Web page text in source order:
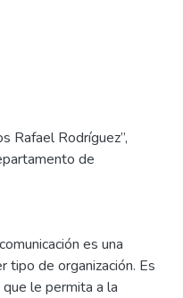
Rafael Rodríguez”,
de
es una
tipo de organización. Es
le permita a la